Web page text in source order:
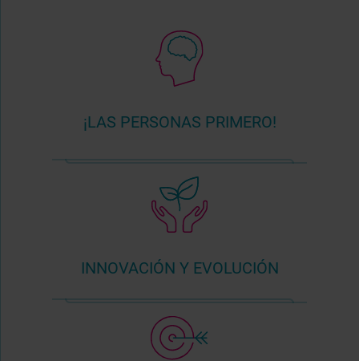
¡LAS PERSONAS PRIMERO!
INNOVACIÓN Y EVOLUCIÓN